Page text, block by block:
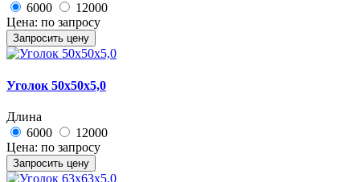
6000
12000
Цена: по запросу
Запросить цену
Уголок 50х50х5,0
Длина
6000
12000
Цена: по запросу
Запросить цену